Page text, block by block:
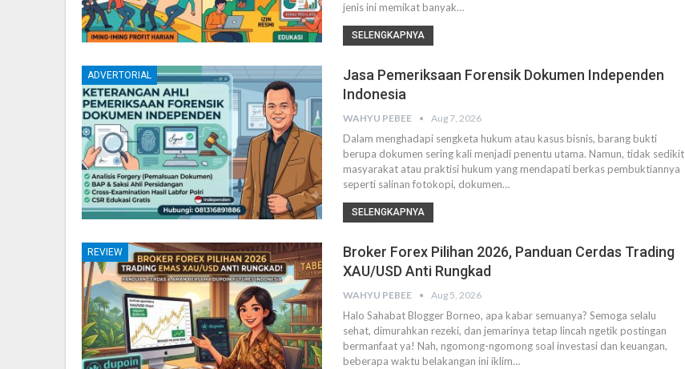
jenis ini memikat banyak…
SELENGKAPNYA
ADVERTORIAL
Jasa Pemeriksaan Forensik Dokumen Independen
Indonesia
WAHYU PEBEE Aug 7, 2026
Dalam menghadapi sengketa hukum atau kasus bisnis, barang bukti
berupa dokumen sering kali menjadi penentu utama. Namun, tidak sedikit
masyarakat atau praktisi hukum yang mendapati berkas pembuktiannya
seperti salinan fotokopi, dokumen…
SELENGKAPNYA
REVIEW
Broker Forex Pilihan 2026, Panduan Cerdas Trading
XAU/USD Anti Rungkad
WAHYU PEBEE Aug 5, 2026
Halo Sahabat Blogger Borneo, apa kabar semuanya? Semoga selalu
sehat, dimurahkan rezeki, dan jemarinya tetap lincah ngetik postingan
bermanfaat ya! Nah, ngomong-ngomong soal investasi dan keuangan,
beberapa waktu belakangan ini iklim…